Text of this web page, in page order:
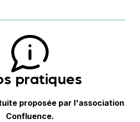
pratiques
proposée par l'association
Confluence.